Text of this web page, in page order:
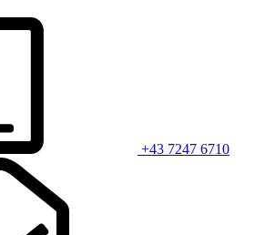
+43 7247 6710